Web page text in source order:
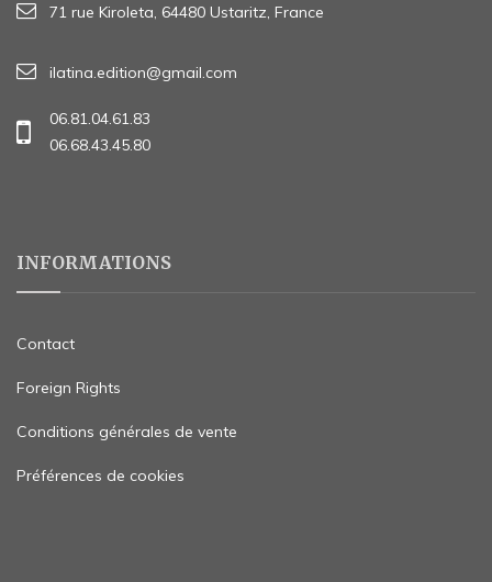
71 rue Kiroleta, 64480 Ustaritz, France
ilatina.edition@gmail.com
06.81.04.61.83
06.68.43.45.80
INFORMATIONS
Contact
Foreign Rights
Conditions générales de vente
Préférences de cookies